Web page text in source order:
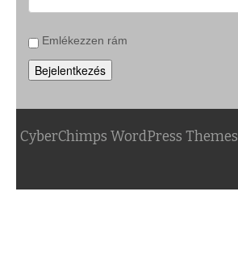
Emlékezzen rám
Bejelentkezés
CyberChimps WordPress Themes